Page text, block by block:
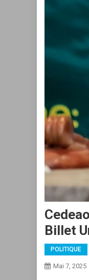
Billet
POLITIQUE
Mai 7, 2025